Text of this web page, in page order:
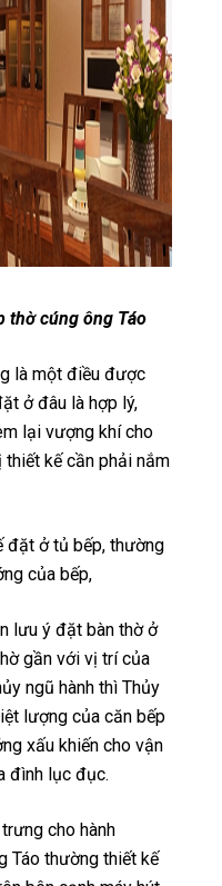
thờ cúng ông Táo
là một điều được
ở đâu là hợp lý,
lại vượng khí cho
kế cần phải nắm
đặt ở tủ bếp, thường
của bếp,
lưu ý đặt bàn thờ ở
gần với vị trí của
ngũ hành thì Thủy
lượng của căn bếp
xấu khiến cho vận
đình lục đục.
cho hành
Táo thường thiết kế